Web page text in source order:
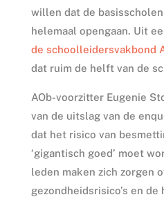
willen dat de
helemaal opengaan. Uit
de schoolleidersvakbond
dat ruim de helft van de
AOb-voorzitter Eugenie
van de uitslag van de
dat het risico van
‘gigantisch goed’ moet
leden maken zich zorgen
gezondheidsrisico’s en de